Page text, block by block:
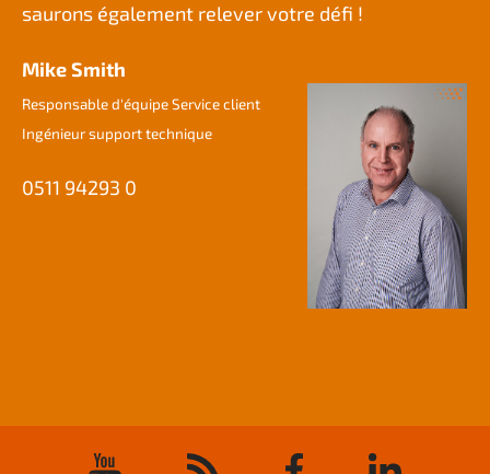
saurons également relever votre défi !
Mike Smith
Responsable d'équipe Service client
Ingénieur support technique
0511 94293 0